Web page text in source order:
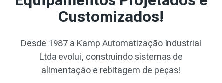
Customizados!
Desde 1987 a Kamp Automatização Industrial
Ltda evolui, construindo sistemas de
alimentação e rebitagem de peças!